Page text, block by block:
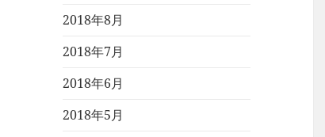
2018年8月
2018年7月
2018年6月
2018年5月